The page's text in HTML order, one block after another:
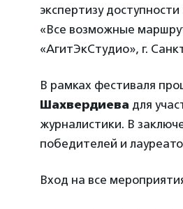
экспертизу
«Все возможные
«АгитЭкСтудио», г.
В рамках фестиваля
Шахвердиева для
журналистики. В
победителей и
Вход на все